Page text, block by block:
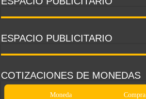
ESPACIO PUBLICITARIO
COTIZACIONES DE MONEDAS
Moneda Compra